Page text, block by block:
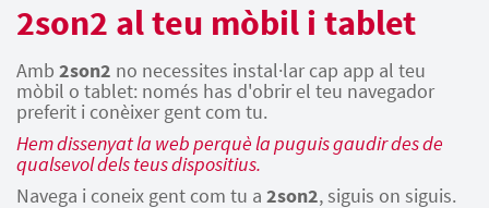
2son2 al teu mòbil i tablet
Amb 2son2 no necessites instal·lar cap app al teu
mòbil o tablet: només has d'obrir el teu navegador
preferit i conèixer gent com tu.
Hem dissenyat la web perquè la puguis gaudir des de
qualsevol dels teus dispositius.
Navega i coneix gent com tu a 2son2, siguis on siguis.